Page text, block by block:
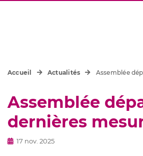
Assemblée
dernières
17 nov. 2025
Accueil Actualités Assemblée